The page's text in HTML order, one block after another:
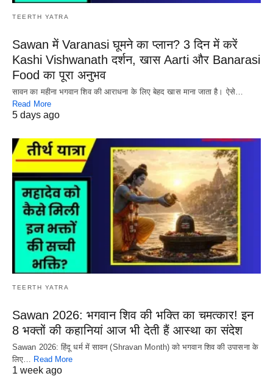
TEERTH YATRA
Sawan में Varanasi घूमने का प्लान? 3 दिन में करें
Kashi Vishwanath दर्शन, खास Aarti और Banarasi
Food का पूरा अनुभव
सावन का महीना भगवान शिव की आराधना के लिए बेहद खास माना जाता है। ऐसे…
Read More
5 days ago
TEERTH YATRA
Sawan 2026: भगवान शिव की भक्ति का चमत्कार! इन
8 भक्तों की कहानियां आज भी देती हैं आस्था का संदेश
Sawan 2026: हिंदू धर्म में सावन (Shravan Month) को भगवान शिव की उपासना के
लिए…
Read More
1 week ago